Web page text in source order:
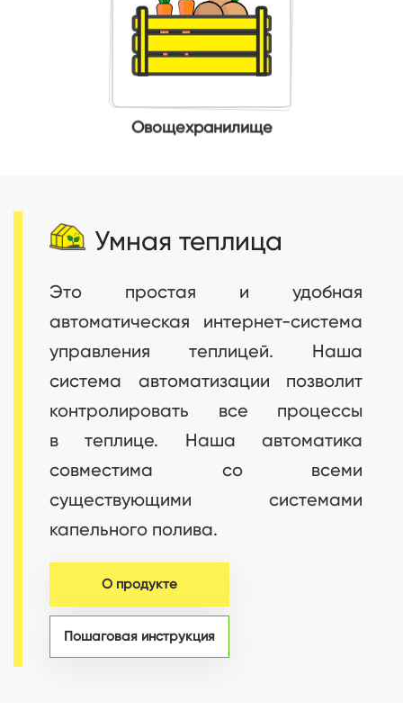
Овощехранилище
Умная теплица
Это простая и удобная
автоматическая интернет-система
управления теплицей. Наша
система автоматизации позволит
контролировать все процессы
в теплице. Наша автоматика
совместима со всеми
существующими системами
капельного полива.
О продукте
Пошаговая инструкция